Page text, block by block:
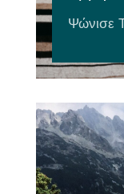
Ψώνισε